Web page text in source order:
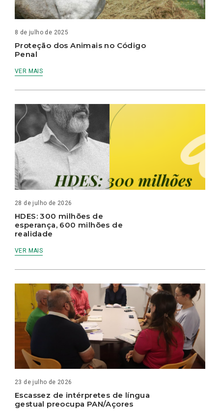
8 de julho de 2025
Proteção dos Animais no Código
Penal
VER MAIS
28 de julho de 2026
HDES: 300 milhões de
esperança, 600 milhões de
realidade
VER MAIS
23 de julho de 2026
Escassez de intérpretes de língua
gestual preocupa PAN/Açores